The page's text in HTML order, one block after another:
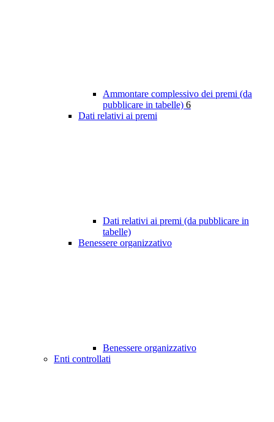
Ammontare complessivo dei premi (da
pubblicare in tabelle) 6
Dati relativi ai premi
Dati relativi ai premi (da pubblicare in
tabelle)
Benessere organizzativo
Benessere organizzativo
Enti controllati